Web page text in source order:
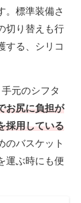
。標準装備さ
切り替えも行
する、シリコ
元のシフタ
お尻に負担が
採用している
のバスケット
運ぶ時にも便